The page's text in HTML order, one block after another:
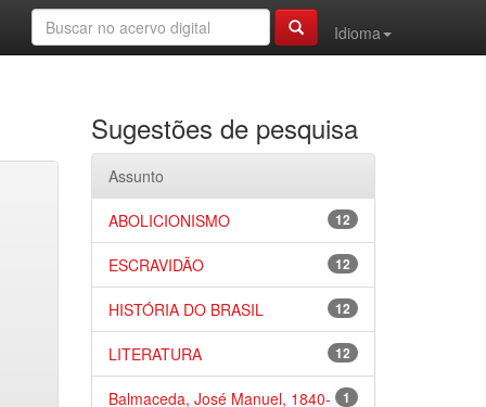
Idioma
Sugestões de pesquisa
Assunto
12
ABOLICIONISMO
12
ESCRAVIDÃO
12
HISTÓRIA DO BRASIL
12
LITERATURA
1
Balmaceda, José Manuel, 1840-